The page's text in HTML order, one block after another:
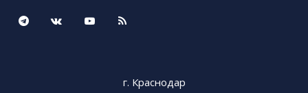
г. Краснодар